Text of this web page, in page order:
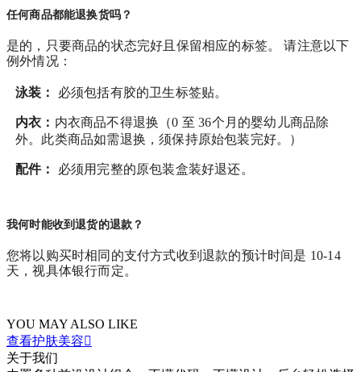
任何商品都能退换货吗？
是的，只要商品的状态完好且保留相应的标签。 请注意以下
例外情况：
泳装： 必须包括有胶的卫生标签贴。
内衣： 内衣商品不得退换（0 至 36个月的婴幼儿商品除
外。此类商品如需退换，须保持原始包装完好。）
配件： 必须用完整的原包装盒装好退还。
我何时能收到退货的退款？
您将以购买时相同的支付方式收到退款的预计时间是 10-14
天，视具体银行而定。
YOU MAY ALSO LIKE
查看护肤美容
关于我们